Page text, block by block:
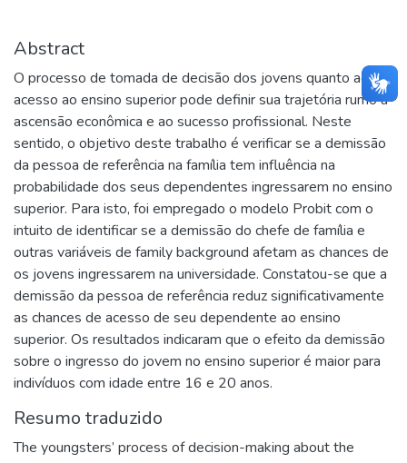
Abstract
O processo de tomada de decisão dos jovens quanto ao
acesso ao ensino superior pode definir sua trajetória rumo à
ascensão econômica e ao sucesso profissional. Neste
sentido, o objetivo deste trabalho é verificar se a demissão
da pessoa de referência na família tem influência na
probabilidade dos seus dependentes ingressarem no ensino
superior. Para isto, foi empregado o modelo Probit com o
intuito de identificar se a demissão do chefe de família e
outras variáveis de family background afetam as chances de
os jovens ingressarem na universidade. Constatou-se que a
demissão da pessoa de referência reduz significativamente
as chances de acesso de seu dependente ao ensino
superior. Os resultados indicaram que o efeito da demissão
sobre o ingresso do jovem no ensino superior é maior para
indivíduos com idade entre 16 e 20 anos.
Resumo traduzido
The youngsters’ process of decision-making about the